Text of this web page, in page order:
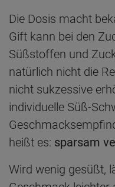
Die Dosis macht
Gift kann bei den
Süßstoffen und
natürlich nicht die
nicht sukzessive
individuelle Süß-
heißt es: sparsam
Wird wenig gesüßt,